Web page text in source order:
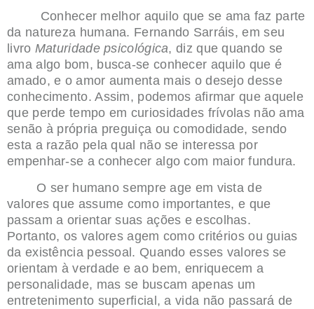
Conhecer melhor aquilo que se ama faz parte
da natureza humana. Fernando Sarráis, em seu
livro Maturidade psicológica, diz que quando se
ama algo bom, busca-se conhecer aquilo que é
amado, e o amor aumenta mais o desejo desse
conhecimento. Assim, podemos afirmar que aquele
que perde tempo em curiosidades frívolas não ama
senão à própria preguiça ou comodidade, sendo
esta a razão pela qual não se interessa por
empenhar-se a conhecer algo com maior fundura.
O ser humano sempre age em vista de
valores que assume como importantes, e que
passam a orientar suas ações e escolhas.
Portanto, os valores agem como critérios ou guias
da existência pessoal. Quando esses valores se
orientam à verdade e ao bem, enriquecem a
personalidade, mas se buscam apenas um
entretenimento superficial, a vida não passará de